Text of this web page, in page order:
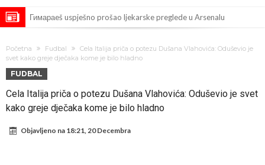
Гимараeš uspješno prošao ljekarske preglede u Arsenalu
rekord
Barselona čeka ponude za Ferana Toresa
Vinicius je izbrisao sve objave s Instagrama nakon što mu je Real
dao ponudu
Osimen se opet nudi, šta kažete za ovu rokadu?
Početna Fudbal
Cela Italija priča o potezu Dušana Vlahovića: Oduševio je
svet kako greje dječaka kome je bilo hladno
FUDBAL
Cela Italija priča o potezu Dušana Vlahovića: Oduševio je svet
kako greje dječaka kome je bilo hladno
Objavljeno na 18:21, 20 Decembra